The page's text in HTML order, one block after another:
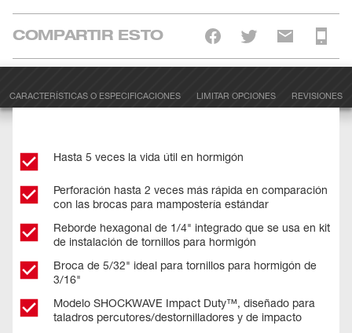
COMPARTIR ESTO
CARACTERÍSTICAS O ESPECIFICACIONES LIMITAR OPCIONES REVISIONES
Hasta 5 veces la vida útil en hormigón
Perforación hasta 2 veces más rápida en comparación
con las brocas para mampostería estándar
Reborde hexagonal de 1/4" integrado que se usa en kit
de instalación de tornillos para hormigón
Broca de 5/32" ideal para tornillos para hormigón de
3/16"
Modelo SHOCKWAVE Impact Duty™, diseñado para
taladros percutores/destornilladores y de impacto